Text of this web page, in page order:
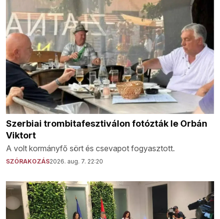
Szerbiai trombitafesztiválon fotózták le Orbán
Viktort
A volt kormányfő sört és csevapot fogyasztott.
SZÓRAKOZÁS2026. aug. 7. 22:20